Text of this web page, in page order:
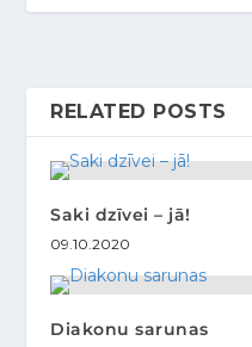
RELATED POSTS
Saki dzīvei – jā!
09.10.2020
Diakonu sarunas